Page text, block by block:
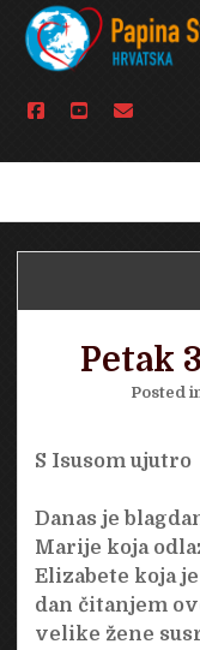
facebook
youtubeemail
Petak
Posted
S Isusom ujutro
Danas je
Marije koja
Elizabete koja
dan čitanjem
velike žene